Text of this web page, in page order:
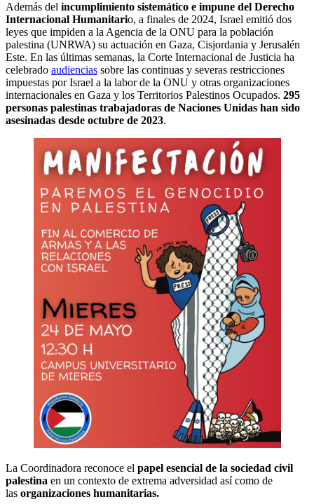
Además del incumplimiento sistemático e impune del Derecho
Internacional Humanitario, a finales de 2024, Israel emitió dos
leyes que impiden a la Agencia de la ONU para la población
palestina (UNRWA) su actuación en Gaza, Cisjordania y Jerusalén
Este. En las últimas semanas, la Corte Internacional de Justicia ha
celebrado audiencias sobre las continuas y severas restricciones
impuestas por Israel a la labor de la ONU y otras organizaciones
internacionales en Gaza y los Territorios Palestinos Ocupados. 295
personas palestinas trabajadoras de Naciones Unidas han sido
asesinadas desde octubre de 2023.
La Coordinadora reconoce el papel esencial de la sociedad civil
palestina en un contexto de extrema adversidad así como de
las organizaciones humanitarias.